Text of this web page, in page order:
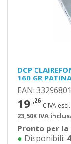
DCP
160 GR
EAN:
19 ,26
€ IVA escl.
23,50€ IVA
Pronto per la
● Disponibili: 4